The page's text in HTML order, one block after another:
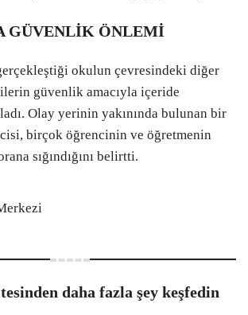
GÜVENLİK ÖNLEMİ
okulun çevresindeki diğer
güvenlik amacıyla içeride
Olay yerinin yakınında bulunan bir
birçok öğrencinin ve öğretmenin
sığındığını belirtti.
daha fazla şey keşfedin